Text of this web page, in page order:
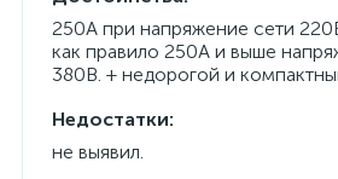
250А при напряжение сети
как правило 250А и выше
380В. + недорогой и
Недостатки:
не выявил.